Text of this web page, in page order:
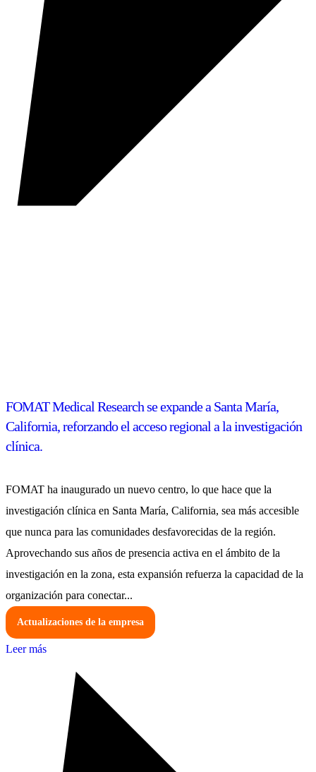
FOMAT Medical Research se expande a Santa María,
California, reforzando el acceso regional a la investigación
clínica.
FOMAT ha inaugurado un nuevo centro, lo que hace que la
investigación clínica en Santa María, California, sea más accesible
que nunca para las comunidades desfavorecidas de la región.
Aprovechando sus años de presencia activa en el ámbito de la
investigación en la zona, esta expansión refuerza la capacidad de la
organización para conectar...
Actualizaciones de la empresa
Leer más